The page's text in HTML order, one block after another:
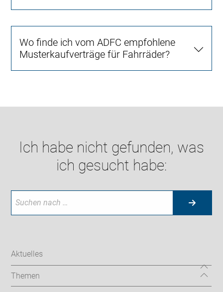
Wo finde ich vom ADFC empfohlene
Musterkaufverträge für Fahrräder?
Ich habe nicht gefunden, was
ich gesucht habe:
Aktuelles
Themen